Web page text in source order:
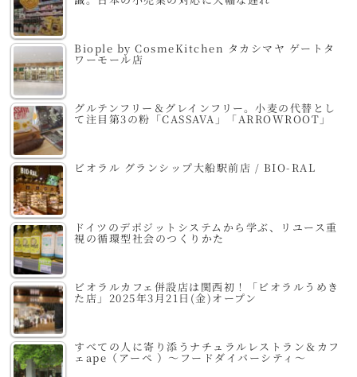
Biople by CosmeKitchen タカシマヤ ゲートタ
ワーモール店
グルテンフリー＆グレインフリー。小麦の代替とし
て注目第3の粉「CASSAVA」「ARROWROOT」
ビオラル グランシップ大船駅前店 / BIO-RAL
ドイツのデポジットシステムから学ぶ、リユース重
視の循環型社会のつくりかた
ビオラルカフェ併設店は関西初！「ビオラルうめき
た店」2025年3月21日(金)オープン
すべての人に寄り添うナチュラルレストラン＆カフ
ェape（アーペ ）～フードダイバーシティ～